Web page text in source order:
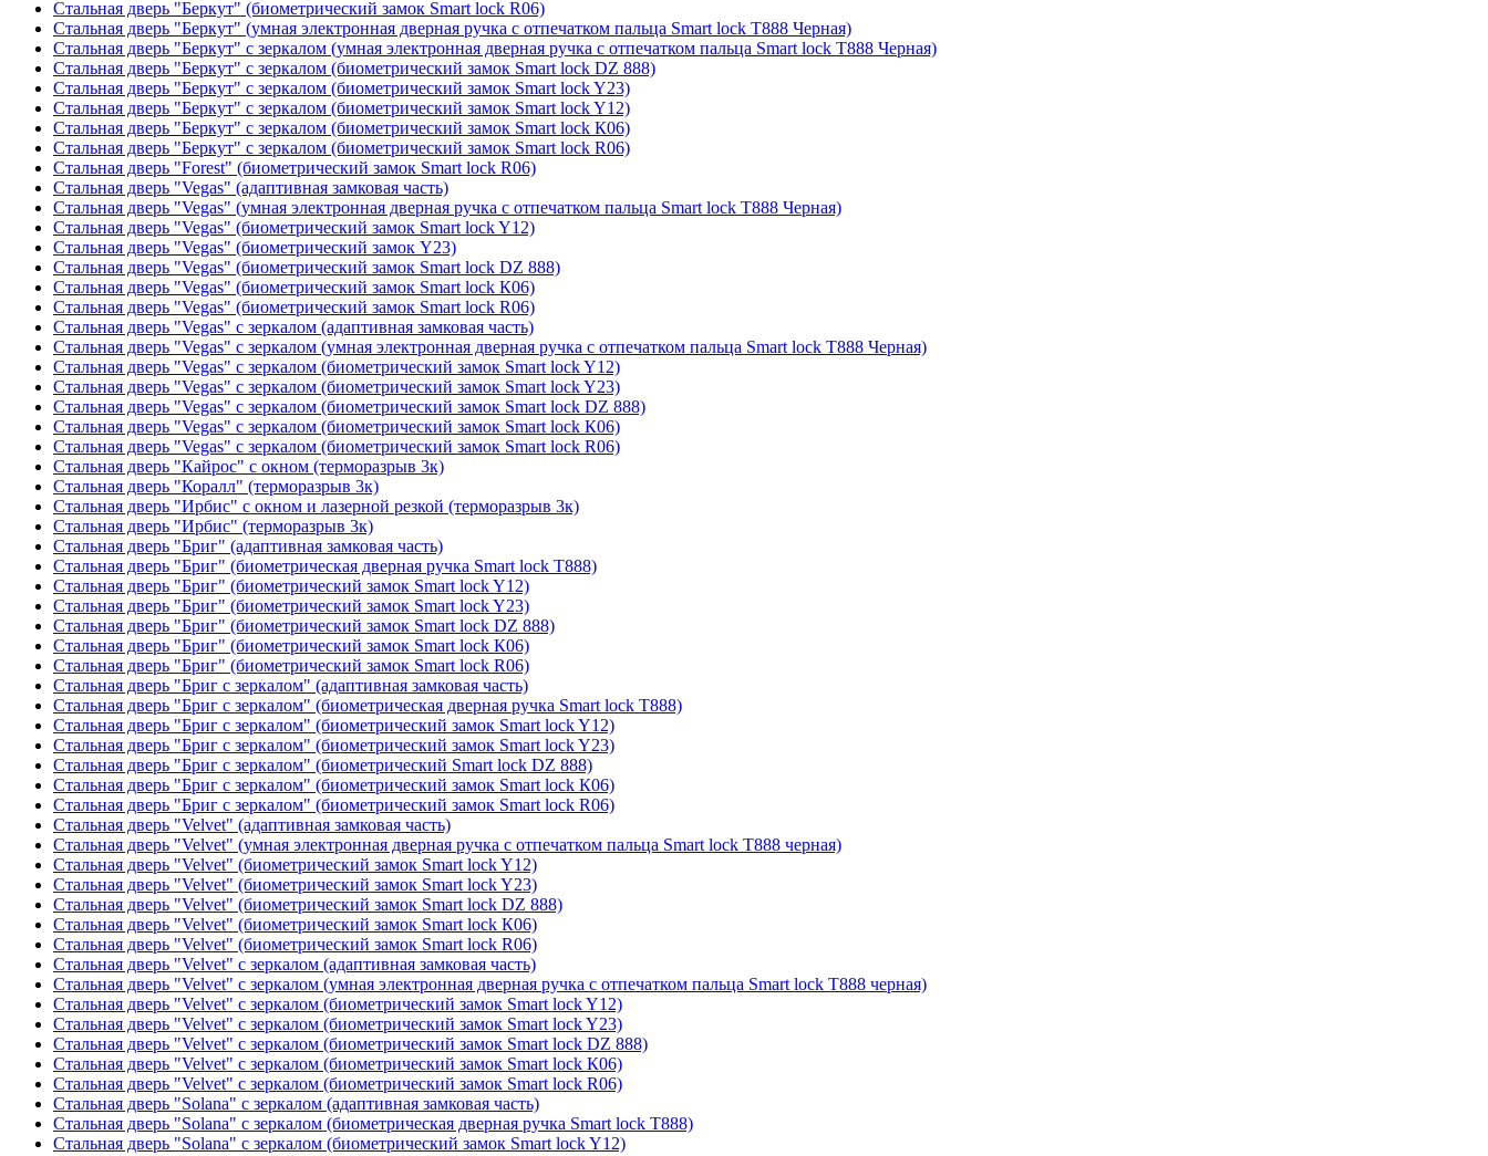
Стальная дверь "Беркут" (биометрический замок Smart lock R06)
Стальная дверь "Беркут" (умная электронная дверная ручка с отпечатком пальца Smart lock T888 Черная)
Стальная дверь "Беркут" с зеркалом (умная электронная дверная ручка с отпечатком пальца Smart lock T888 Черная)
Стальная дверь "Беркут" с зеркалом (биометрический замок Smart lock DZ 888)
Стальная дверь "Беркут" с зеркалом (биометрический замок Smart lock Y23)
Стальная дверь "Беркут" с зеркалом (биометрический замок Smart lock Y12)
Стальная дверь "Беркут" с зеркалом (биометрический замок Smart lock К06)
Стальная дверь "Беркут" с зеркалом (биометрический замок Smart lock R06)
Стальная дверь "Forest" (биометрический замок Smart lock R06)
Стальная дверь "Vegas" (адаптивная замковая часть)
Стальная дверь "Vegas" (умная электронная дверная ручка с отпечатком пальца Smart lock T888 Черная)
Стальная дверь "Vegas" (биометрический замок Smart lock Y12)
Стальная дверь "Vegas" (биометрический замок Y23)
Стальная дверь "Vegas" (биометрический замок Smart lock DZ 888)
Стальная дверь "Vegas" (биометрический замок Smart lock К06)
Стальная дверь "Vegas" (биометрический замок Smart lock R06)
Стальная дверь "Vegas" с зеркалом (адаптивная замковая часть)
Стальная дверь "Vegas" с зеркалом (умная электронная дверная ручка с отпечатком пальца Smart lock T888 Черная)
Стальная дверь "Vegas" с зеркалом (биометрический замок Smart lock Y12)
Стальная дверь "Vegas" с зеркалом (биометрический замок Smart lock Y23)
Стальная дверь "Vegas" с зеркалом (биометрический замок Smart lock DZ 888)
Стальная дверь "Vegas" с зеркалом (биометрический замок Smart lock К06)
Стальная дверь "Vegas" с зеркалом (биометрический замок Smart lock R06)
Стальная дверь "Кайрос" с окном (терморазрыв 3к)
Стальная дверь "Коралл" (терморазрыв 3к)
Стальная дверь "Ирбис" с окном и лазерной резкой (терморазрыв 3к)
Стальная дверь "Ирбис" (терморазрыв 3к)
Стальная дверь "Бриг" (адаптивная замковая часть)
Стальная дверь "Бриг" (биометрическая дверная ручка Smart lock T888)
Стальная дверь "Бриг" (биометрический замок Smart lock Y12)
Стальная дверь "Бриг" (биометрический замок Smart lock Y23)
Стальная дверь "Бриг" (биометрический замок Smart lock DZ 888)
Стальная дверь "Бриг" (биометрический замок Smart lock К06)
Стальная дверь "Бриг" (биометрический замок Smart lock R06)
Стальная дверь "Бриг с зеркалом" (адаптивная замковая часть)
Стальная дверь "Бриг с зеркалом" (биометрическая дверная ручка Smart lock T888)
Стальная дверь "Бриг с зеркалом" (биометрический замок Smart lock Y12)
Стальная дверь "Бриг с зеркалом" (биометрический замок Smart lock Y23)
Стальная дверь "Бриг с зеркалом" (биометрический Smart lock DZ 888)
Стальная дверь "Бриг с зеркалом" (биометрический замок Smart lock К06)
Стальная дверь "Бриг с зеркалом" (биометрический замок Smart lock R06)
Стальная дверь "Velvet" (адаптивная замковая часть)
Стальная дверь "Velvet" (умная электронная дверная ручка с отпечатком пальца Smart lock T888 черная)
Стальная дверь "Velvet" (биометрический замок Smart lock Y12)
Стальная дверь "Velvet" (биометрический замок Smart lock Y23)
Стальная дверь "Velvet" (биометрический замок Smart lock DZ 888)
Стальная дверь "Velvet" (биометрический замок Smart lock К06)
Стальная дверь "Velvet" (биометрический замок Smart lock R06)
Стальная дверь "Velvet" с зеркалом (адаптивная замковая часть)
Стальная дверь "Velvet" с зеркалом (умная электронная дверная ручка с отпечатком пальца Smart lock T888 черная)
Стальная дверь "Velvet" с зеркалом (биометрический замок Smart lock Y12)
Стальная дверь "Velvet" с зеркалом (биометрический замок Smart lock Y23)
Стальная дверь "Velvet" с зеркалом (биометрический замок Smart lock DZ 888)
Стальная дверь "Velvet" с зеркалом (биометрический замок Smart lock К06)
Стальная дверь "Velvet" с зеркалом (биометрический замок Smart lock R06)
Стальная дверь "Solana" с зеркалом (адаптивная замковая часть)
Стальная дверь "Solana" с зеркалом (биометрическая дверная ручка Smart lock T888)
Стальная дверь "Solana" с зеркалом (биометрический замок Smart lock Y12)